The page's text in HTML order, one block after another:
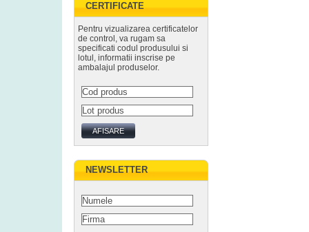
CERTIFICATE
Pentru vizualizarea certificatelor
de control, va rugam sa
specificati codul produsului si
lotul, informatii inscrise pe
ambalajul produselor.
NEWSLETTER